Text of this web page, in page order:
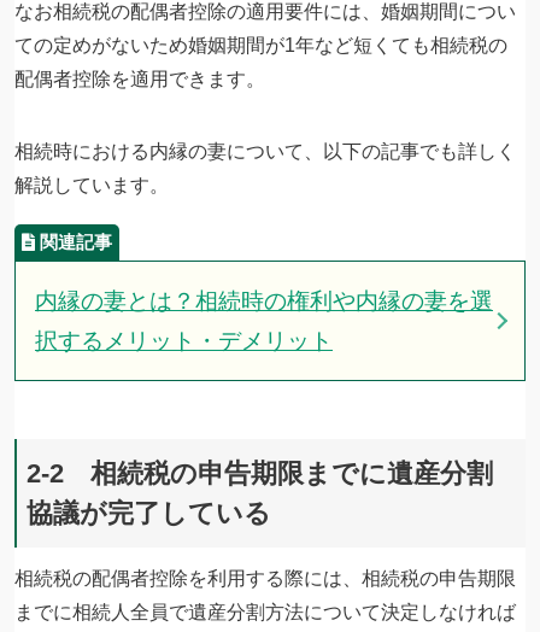
なお相続税の配偶者控除の適用要件には、婚姻期間につい
ての定めがないため婚姻期間が1年など短くても相続税の
配偶者控除を適用できます。
相続時における内縁の妻について、以下の記事でも詳しく
解説しています。
内縁の妻とは？相続時の権利や内縁の妻を選
択するメリット・デメリット
2-2 相続税の申告期限までに遺産分割
協議が完了している
相続税の配偶者控除を利用する際には、相続税の申告期限
までに相続人全員で遺産分割方法について決定しなければ